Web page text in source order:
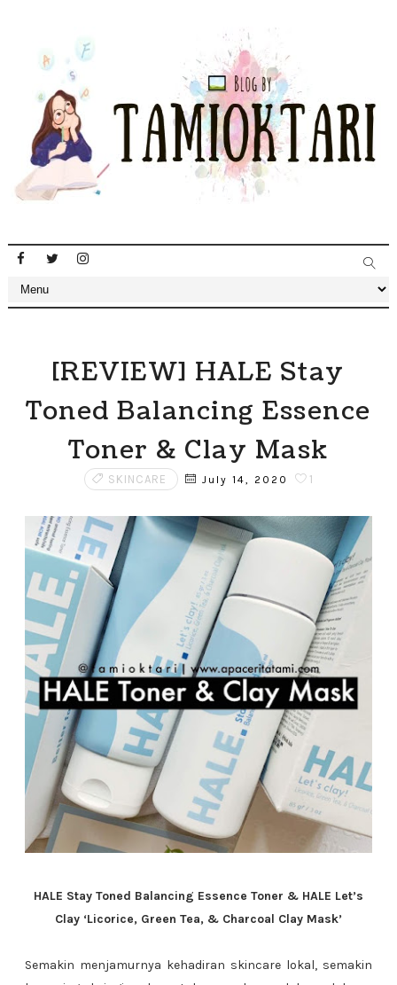
[REVIEW] HALE Stay
Toned Balancing Essence
Toner & Clay Mask
SKINCARE July 14, 2020 1
HALE Stay Toned Balancing Essence Toner & HALE Let’s
Clay ‘Licorice, Green Tea, & Charcoal Clay Mask’
Semakin menjamurnya kehadiran skincare lokal, semakin